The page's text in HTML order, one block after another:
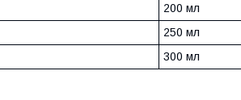
200 мл
250 мл
300 мл